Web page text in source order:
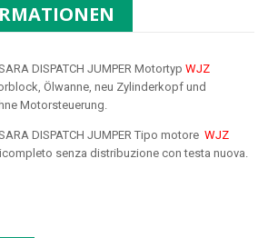
DISPATCH JUMPER Motortyp WJZ
Ölwanne, neu Zylinderkopf und
Motorsteuerung.
DISPATCH JUMPER Tipo motore WJZ
senza distribuzione con testa nuova.